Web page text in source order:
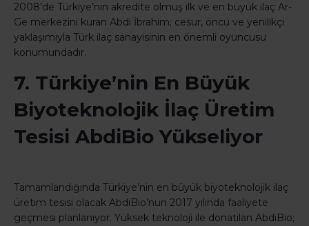
2008’de Türkiye’nin akredite olmuş ilk ve en büyük ilaç Ar-
Ge merkezini kuran Abdi İbrahim; cesur, öncü ve yenilikçi
yaklaşımıyla Türk ilaç sanayisinin en önemli oyuncusu
konumundadır.
7. Türkiye’nin En Büyük
Biyoteknolojik İlaç Üretim
Tesisi AbdiBio Yükseliyor
Tamamlandığında Türkiye’nin en büyük biyoteknolojik ilaç
üretim tesisi olacak AbdiBio’nun 2017 yılında faaliyete
geçmesi planlanıyor. Yüksek teknoloji ile donatılan AbdiBio;